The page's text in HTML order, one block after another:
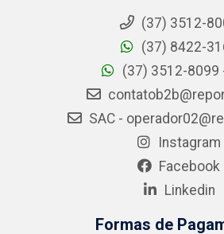
(37) 3512-
(37) 8422-
(37) 3512-8099
SAC -
Instagram
Facebook
Linkedin
Formas de